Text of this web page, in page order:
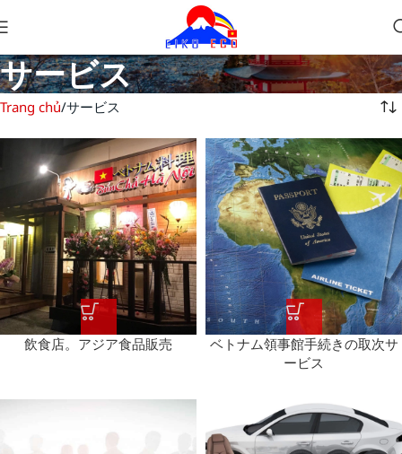
サービス
Trang chủ サービス
飲食店。アジア食品販売
ベトナム領事館手続きの取次サ
ービス